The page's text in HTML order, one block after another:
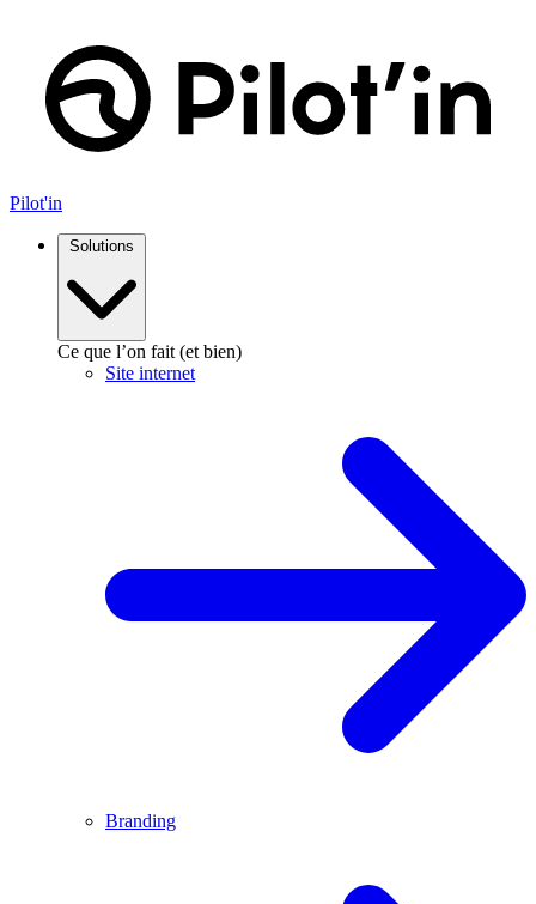
contenu
Pilot'in
Solutions
Ce que l’on fait (et bien)
Site internet
Branding